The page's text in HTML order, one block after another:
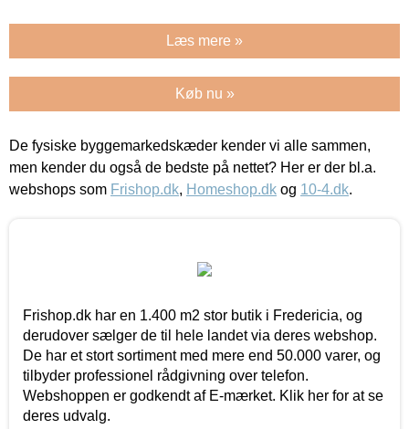
Læs mere »
Køb nu »
De fysiske byggemarkedskæder kender vi alle sammen,
men kender du også de bedste på nettet? Her er der bl.a.
webshops som Frishop.dk, Homeshop.dk og 10-4.dk.
Frishop.dk har en 1.400 m2 stor butik i Fredericia, og
derudover sælger de til hele landet via deres webshop.
De har et stort sortiment med mere end 50.000 varer, og
tilbyder professionel rådgivning over telefon.
Webshoppen er godkendt af E-mærket. Klik her for at se
deres udvalg.